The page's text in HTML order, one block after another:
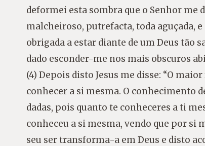
deformei esta sombra que o Senhor me
malcheiroso, putrefacta, toda aguçada,
obrigada a estar diante de um Deus tão
dado esconder-me nos mais obscuros
(4) Depois disto Jesus me disse: “O
conhecer a si mesma. O conhecimento
dadas, pois quanto te conheceres a ti
conheceu a si mesma, vendo que por si
seu ser transforma-a em Deus e disto